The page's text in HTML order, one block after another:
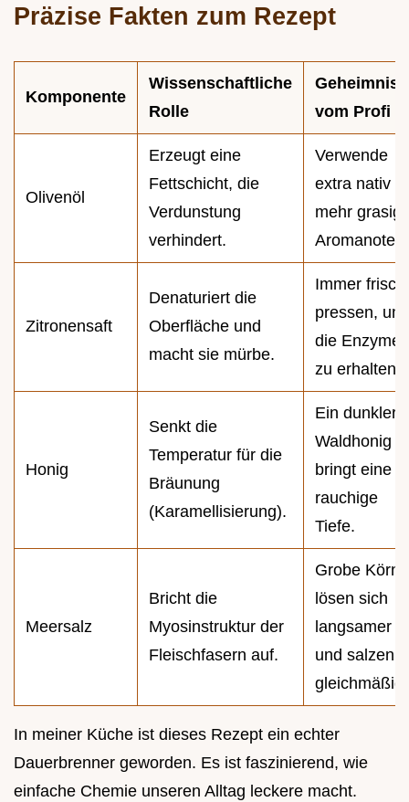
Präzise Fakten zum Rezept
Komponente
Wissenschaftliche
Rolle
Geheimnis
vom Profi
Olivenöl
Erzeugt eine
Fettschicht, die
Verdunstung
verhindert.
Verwende
extra nativ
mehr
Aromanoten.
Zitronensaft
Denaturiert die
Oberfläche und
macht sie mürbe.
Immer frisch
pressen, um
die Enzyme
zu erhalten.
Honig
Senkt die
Temperatur für die
Bräunung
(Karamellisierung).
Ein dunkler
Waldhonig
bringt eine
rauchige
Tiefe.
Meersalz
Bricht die
Myosinstruktur der
Fleischfasern auf.
Grobe
lösen sich
langsamer
und salzen
In meiner Küche ist dieses Rezept ein echter
Dauerbrenner geworden. Es ist faszinierend, wie
einfache Chemie unseren Alltag leckere macht.